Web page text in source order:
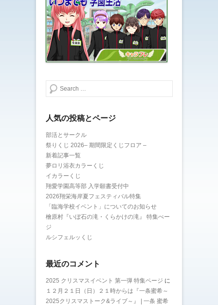
検索する
人気の投稿とページ
部活とサークル
祭りくじ 2026– 期間限定くじフロア –
新着記事一覧
夢ロリ浴衣カラーくじ
イカラーくじ
翔愛学園高等部 入学願書受付中
2026翔栄海岸夏フェスティバル特集
「臨海学校イベント」についてのお知らせ
檜原村『いぼ石の滝・くらかけの滝』 特集ぺー
ジ
ルシフェルッくじ
最近のコメント
2025 クリスマスイベント 第一弾 特集ページ に
１２月２１日（日）２１時からは『一条蜜希～
2025クリスマストーク&ライブ～』 | 一条 蜜希